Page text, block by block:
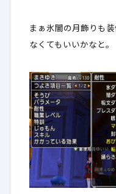
まぁ氷闇の月飾りも
なくてもいいかなと